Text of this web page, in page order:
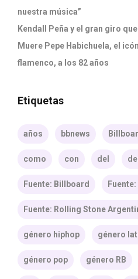
nuestra música”
Kendall Peña y el gran giro
Muere Pepe Habichuela, el
flamenco, a los 82 años
Etiquetas
años bbnews
como con del
Fuente: Billboard
Fuente: Rolling Stone
género hiphop género
género pop género RB